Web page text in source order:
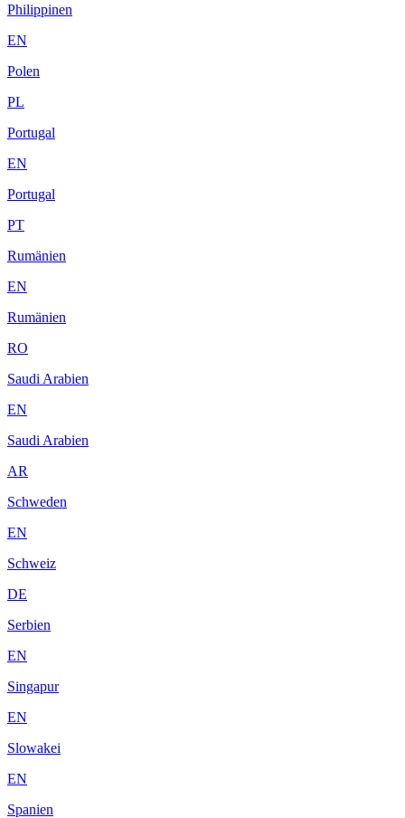
Philippinen
EN
Polen
PL
Portugal
EN
Portugal
PT
Rumänien
EN
Rumänien
RO
Saudi Arabien
EN
Saudi Arabien
AR
Schweden
EN
Schweiz
DE
Serbien
EN
Singapur
EN
Slowakei
EN
Spanien